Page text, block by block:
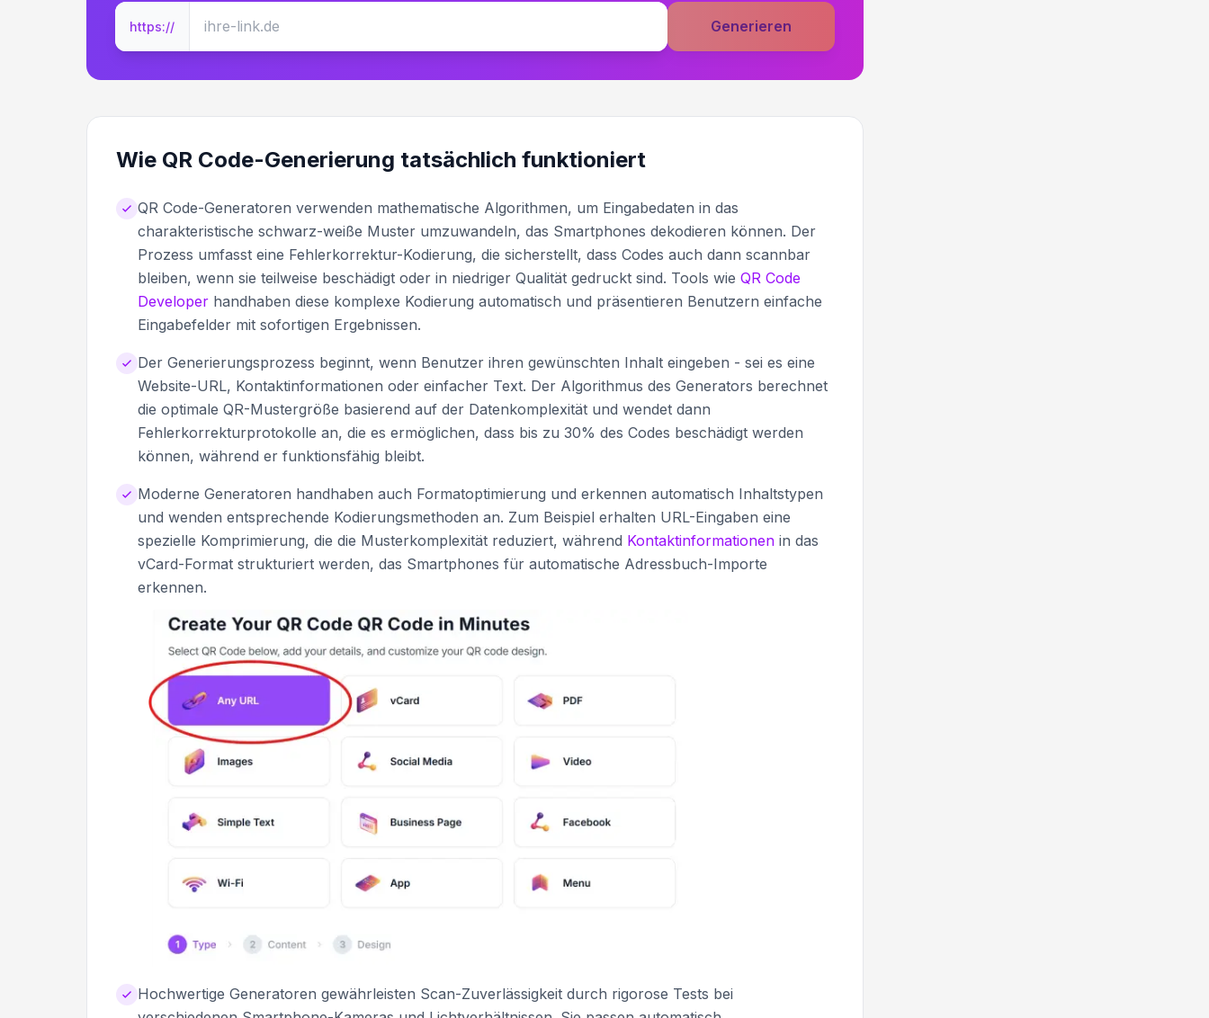
https:// Generieren
Wie QR Code-Generierung tatsächlich funktioniert
QR Code-Generatoren verwenden mathematische Algorithmen, um Eingabedaten in das
charakteristische schwarz-weiße Muster umzuwandeln, das Smartphones dekodieren können. Der
Prozess umfasst eine Fehlerkorrektur-Kodierung, die sicherstellt, dass Codes auch dann scannbar
bleiben, wenn sie teilweise beschädigt oder in niedriger Qualität gedruckt sind. Tools wie QR Code
Developer handhaben diese komplexe Kodierung automatisch und präsentieren Benutzern einfache
Eingabefelder mit sofortigen Ergebnissen.
Der Generierungsprozess beginnt, wenn Benutzer ihren gewünschten Inhalt eingeben - sei es eine
Website-URL, Kontaktinformationen oder einfacher Text. Der Algorithmus des Generators berechnet
die optimale QR-Mustergröße basierend auf der Datenkomplexität und wendet dann
Fehlerkorrekturprotokolle an, die es ermöglichen, dass bis zu 30% des Codes beschädigt werden
können, während er funktionsfähig bleibt.
Moderne Generatoren handhaben auch Formatoptimierung und erkennen automatisch Inhaltstypen
und wenden entsprechende Kodierungsmethoden an. Zum Beispiel erhalten URL-Eingaben eine
spezielle Komprimierung, die die Musterkomplexität reduziert, während Kontaktinformationen in das
vCard-Format strukturiert werden, das Smartphones für automatische Adressbuch-Importe
erkennen.
Hochwertige Generatoren gewährleisten Scan-Zuverlässigkeit durch rigorose Tests bei